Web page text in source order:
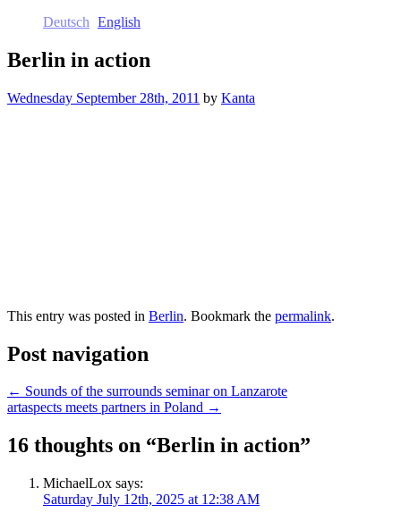
Deutsch English
Berlin in action
Wednesday September 28th, 2011 by Kanta
This entry was posted in Berlin. Bookmark the permalink.
Post navigation
← Sounds of the surrounds seminar on Lanzarote
artaspects meets partners in Poland →
16 thoughts on “Berlin in action”
MichaelLox says:
Saturday July 12th, 2025 at 12:38 AM